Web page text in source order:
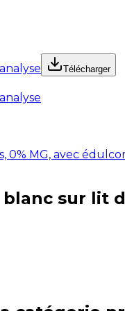
Télécharger
MG, avec
sur lit